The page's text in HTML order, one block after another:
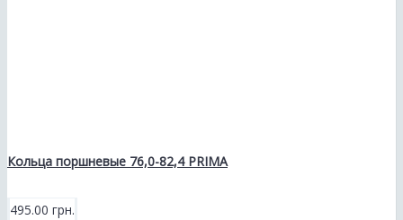
Кольца поршневые 76,0-82,4 PRIMA
495.00 грн.